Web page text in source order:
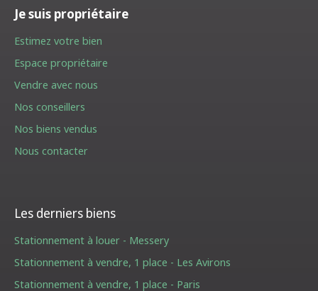
Je suis propriétaire
Estimez votre bien
Espace propriétaire
Vendre avec nous
Nos conseillers
Nos biens vendus
Nous contacter
Les derniers biens
Stationnement à louer - Messery
Stationnement à vendre, 1 place - Les Avirons
Stationnement à vendre, 1 place - Paris